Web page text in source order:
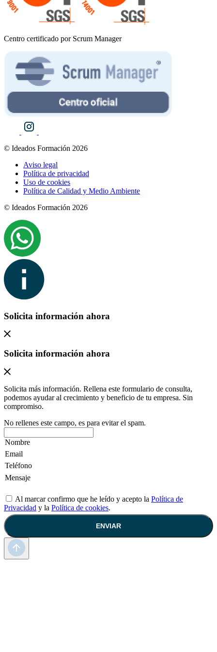
Centro certificado por Scrum Manager
© Ideados Formación 2026
Aviso legal
Política de privacidad
Uso de cookies
Política de Calidad y Medio Ambiente
© Ideados Formación 2026
Solicita información ahora
Solicita información ahora
Solicita más información. Rellena este formulario de consulta,
podemos ayudar al crecimiento y beneficio de tu empresa. Sin
compromiso.
No rellenes este campo, es para evitar el spam.
Al marcar confirmo que he leído y acepto la Política de
Privacidad y la Política de cookies.
ENVIAR